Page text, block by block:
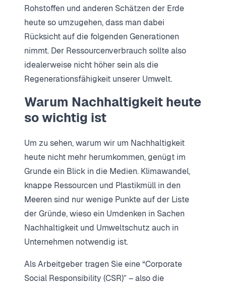
Rohstoffen und anderen Schätzen der Erde
heute so umzugehen, dass man dabei
Rücksicht auf die folgenden Generationen
nimmt. Der Ressourcenverbrauch sollte also
idealerweise nicht höher sein als die
Regenerationsfähigkeit unserer Umwelt.
Warum Nachhaltigkeit heute
so wichtig ist
Um zu sehen, warum wir um Nachhaltigkeit
heute nicht mehr herumkommen, genügt im
Grunde ein Blick in die Medien. Klimawandel,
knappe Ressourcen und Plastikmüll in den
Meeren sind nur wenige Punkte auf der Liste
der Gründe, wieso ein Umdenken in Sachen
Nachhaltigkeit und Umweltschutz auch in
Unternehmen notwendig ist.
Als Arbeitgeber tragen Sie eine “Corporate
Social Responsibility (CSR)” – also die